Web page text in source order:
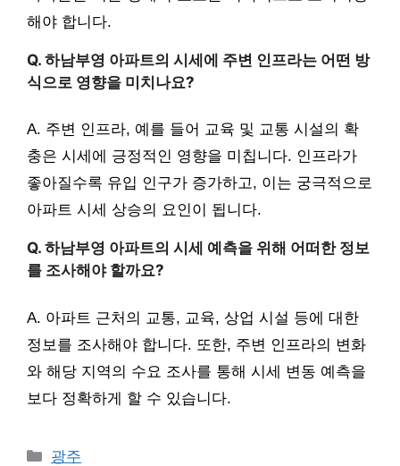
해야 합니다.
Q. 하남부영 아파트의 시세에 주변 인프라는 어떤 방
식으로 영향을 미치나요?
A. 주변 인프라, 예를 들어 교육 및 교통 시설의 확
충은 시세에 긍정적인 영향을 미칩니다. 인프라가
좋아질수록 유입 인구가 증가하고, 이는 궁극적으로
아파트 시세 상승의 요인이 됩니다.
Q. 하남부영 아파트의 시세 예측을 위해 어떠한 정보
를 조사해야 할까요?
A. 아파트 근처의 교통, 교육, 상업 시설 등에 대한
정보를 조사해야 합니다. 또한, 주변 인프라의 변화
와 해당 지역의 수요 조사를 통해 시세 변동 예측을
보다 정확하게 할 수 있습니다.
Categories
광주